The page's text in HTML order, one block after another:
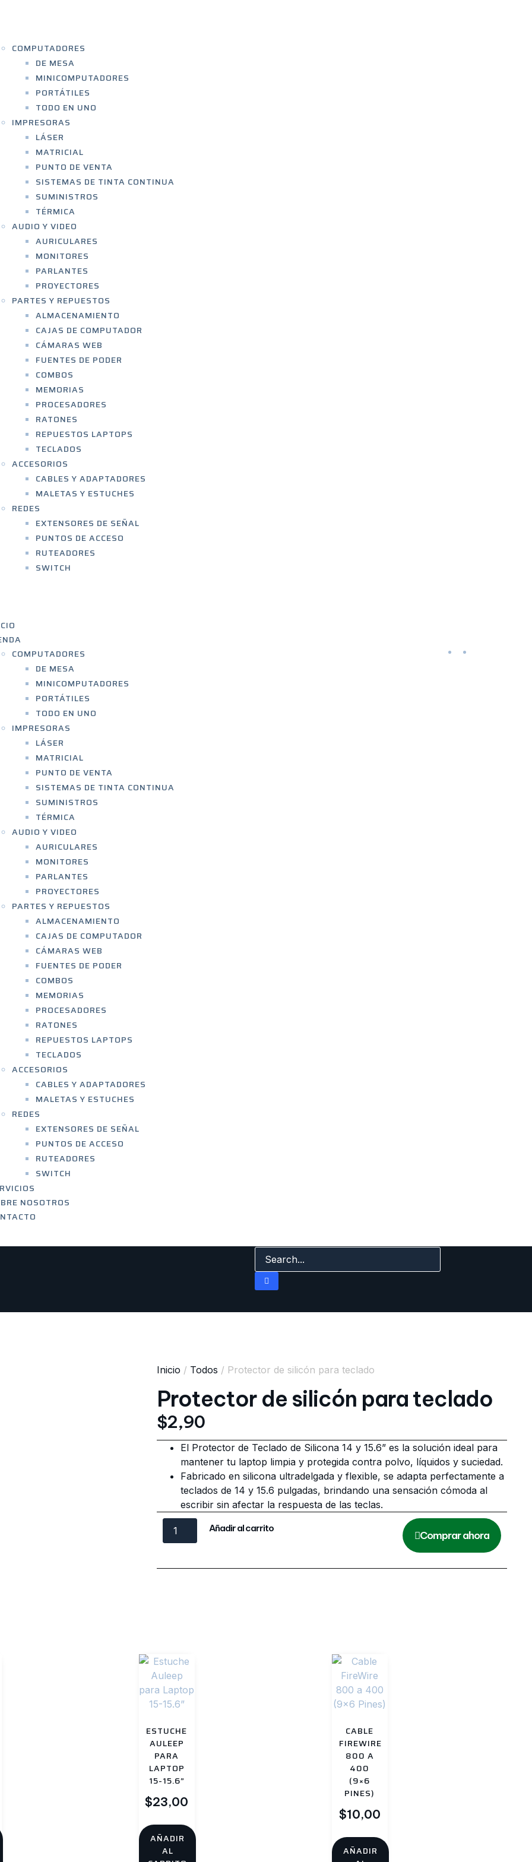
COMPUTADORES
DE MESA
MINICOMPUTADORES
PORTÁTILES
TODO EN UNO
IMPRESORAS
LÁSER
MATRICIAL
PUNTO DE VENTA
SISTEMAS DE TINTA CONTINUA
SUMINISTROS
TÉRMICA
AUDIO Y VIDEO
AURICULARES
MONITORES
PARLANTES
PROYECTORES
PARTES Y REPUESTOS
ALMACENAMIENTO
CAJAS DE COMPUTADOR
CÁMARAS WEB
FUENTES DE PODER
COMBOS
MEMORIAS
PROCESADORES
RATONES
REPUESTOS LAPTOPS
TECLADOS
ACCESORIOS
CABLES Y ADAPTADORES
MALETAS Y ESTUCHES
REDES
EXTENSORES DE SEÑAL
PUNTOS DE ACCESO
RUTEADORES
SWITCH
COMPUTADORES
DE MESA
MINICOMPUTADORES
PORTÁTILES
TODO EN UNO
IMPRESORAS
LÁSER
MATRICIAL
PUNTO DE VENTA
SISTEMAS DE TINTA CONTINUA
SUMINISTROS
TÉRMICA
AUDIO Y VIDEO
AURICULARES
MONITORES
PARLANTES
PROYECTORES
PARTES Y REPUESTOS
ALMACENAMIENTO
CAJAS DE COMPUTADOR
CÁMARAS WEB
FUENTES DE PODER
COMBOS
MEMORIAS
PROCESADORES
RATONES
REPUESTOS LAPTOPS
TECLADOS
ACCESORIOS
CABLES Y ADAPTADORES
MALETAS Y ESTUCHES
REDES
EXTENSORES DE SEÑAL
PUNTOS DE ACCESO
RUTEADORES
SWITCH
NOSOTROS
Inicio / Todos / Protector de silicón para teclado
Protector de silicón para teclado
$2,90
El Protector de Teclado de Silicona 14 y 15.6” es la solución ideal para
mantener tu laptop limpia y protegida contra polvo, líquidos y suciedad.
Fabricado en silicona ultradelgada y flexible, se adapta perfectamente a
teclados de 14 y 15.6 pulgadas, brindando una sensación cómoda al
escribir sin afectar la respuesta de las teclas.
Añadir al carrito
Comprar ahora
ESTUCHE
AULEEP
PARA
LAPTOP
15-15.6”
$23,00
AÑADIR
AL
CABLE
FIREWIRE
800 A
400
(9×6
PINES)
$10,00
AÑADIR